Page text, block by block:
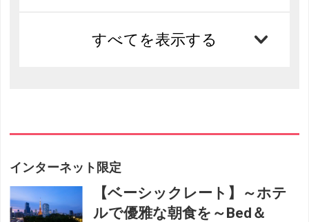
すべてを表示する
インターネット限定
【ベーシックレート】～ホテ
ルで優雅な朝食を～Bed＆